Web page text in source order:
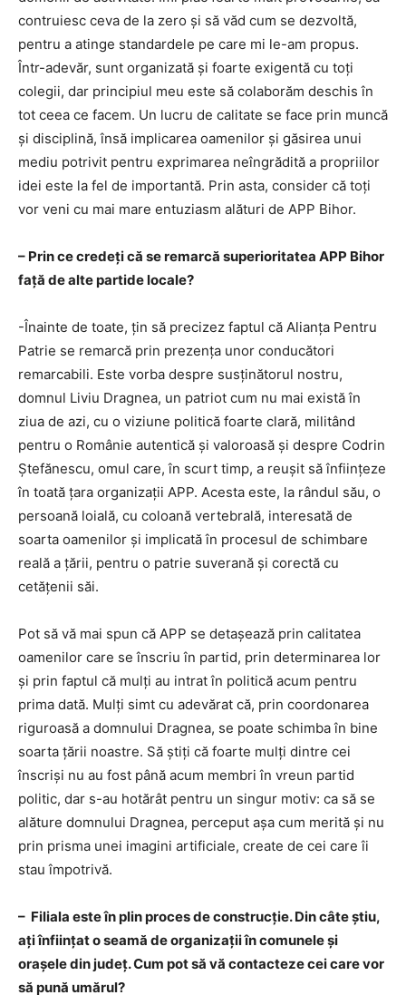
contruiesc ceva de la zero şi să văd cum se dezvoltă,
pentru a atinge standardele pe care mi le-am propus.
Într-adevăr, sunt organizată și foarte exigentă cu toţi
colegii, dar principiul meu este să colaborăm deschis în
tot ceea ce facem. Un lucru de calitate se face prin muncă
și disciplină, însă implicarea oamenilor și găsirea unui
mediu potrivit pentru exprimarea neîngrădită a propriilor
idei este la fel de importantă. Prin asta, consider că toţi
vor veni cu mai mare entuziasm alături de APP Bihor.
– Prin ce credeți că se remarcă superioritatea APP Bihor
față de alte partide locale?
-Înainte de toate, țin să precizez faptul că Alianța Pentru
Patrie se remarcă prin prezența unor conducători
remarcabili. Este vorba despre susţinătorul nostru,
domnul Liviu Dragnea, un patriot cum nu mai există în
ziua de azi, cu o viziune politică foarte clară, militând
pentru o Românie autentică și valoroasă şi despre Codrin
Ştefănescu, omul care, în scurt timp, a reuşit să înființeze
în toată țara organizaţii APP. Acesta este, la rândul său, o
persoană loială, cu coloană vertebrală, interesată de
soarta oamenilor și implicată în procesul de schimbare
reală a țării, pentru o patrie suverană și corectă cu
cetățenii săi.
Pot să vă mai spun că APP se detașează prin calitatea
oamenilor care se înscriu în partid, prin determinarea lor
și prin faptul că mulți au intrat în politică acum pentru
prima dată. Mulți simt cu adevărat că, prin coordonarea
riguroasă a domnului Dragnea, se poate schimba în bine
soarta țării noastre. Să ştiţi că foarte mulţi dintre cei
înscriși nu au fost până acum membri în vreun partid
politic, dar s-au hotărât pentru un singur motiv: ca să se
alăture domnului Dragnea, perceput așa cum merită și nu
prin prisma unei imagini artificiale, create de cei care îi
stau împotrivă.
– Filiala este în plin proces de construcție. Din câte știu,
ați înființat o seamă de organizații în comunele și
orașele din județ. Cum pot să vă contacteze cei care vor
să pună umărul?